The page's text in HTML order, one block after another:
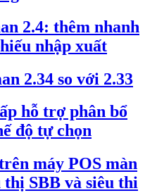
2.4: thêm nhanh
nhập xuất
2.34 so với 2.33
hỗ trợ phân bổ
độ tự chọn
máy POS màn
thị SBB và siêu thi